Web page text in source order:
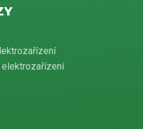
elektrozařízení